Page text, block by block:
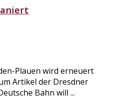
Plauen wird erneuert
Artikel der Dresdner
Bahn will ...